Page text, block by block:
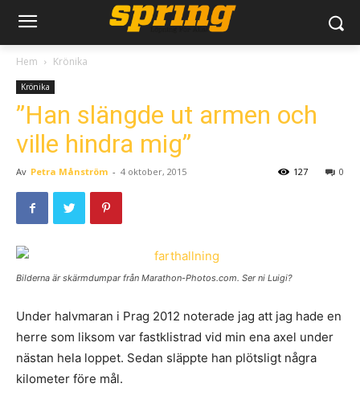
Hem Krönika
Krönika
”Han slängde ut armen och
ville hindra mig”
Av Petra Månström - 4 oktober, 2015 0
127
Bilderna är skärmdumpar från Marathon-Photos.com. Ser ni Luigi?
Under halvmaran i Prag 2012 noterade jag att jag hade en
herre som liksom var fastklistrad vid min ena axel under
nästan hela loppet. Sedan släppte han plötsligt några
kilometer före mål.